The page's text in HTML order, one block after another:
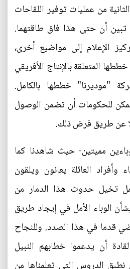
في الثانية من عمليات توفير اللقاحات
تبين أن حتى هذا فاق طاقتهما.
الإعلام إلى مواضيع أخرى،
المتعلقة بالإنتاج الأفريقي
"موديرنا" خططها بالكامل.
للحكومات أن تضمن الوصول
عن طريق فرض ذلك.
مميتين- حيث شاهدنا كما
وأفراد العائلة يعانون ويلقون
تخيل حدوث هذا الدمار من
الوباء الأمل في إيجاد طريق
قدما في هذا الصدد. وللنجاح
أن يدعموا خطابهم النبيل